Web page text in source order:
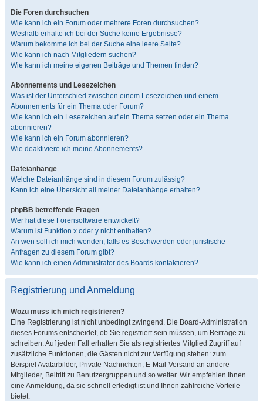
Die Foren durchsuchen
Wie kann ich ein Forum oder mehrere Foren durchsuchen?
Weshalb erhalte ich bei der Suche keine Ergebnisse?
Warum bekomme ich bei der Suche eine leere Seite?
Wie kann ich nach Mitgliedern suchen?
Wie kann ich meine eigenen Beiträge und Themen finden?
Abonnements und Lesezeichen
Was ist der Unterschied zwischen einem Lesezeichen und einem
Abonnements für ein Thema oder Forum?
Wie kann ich ein Lesezeichen auf ein Thema setzen oder ein Thema
abonnieren?
Wie kann ich ein Forum abonnieren?
Wie deaktiviere ich meine Abonnements?
Dateianhänge
Welche Dateianhänge sind in diesem Forum zulässig?
Kann ich eine Übersicht all meiner Dateianhänge erhalten?
phpBB betreffende Fragen
Wer hat diese Forensoftware entwickelt?
Warum ist Funktion x oder y nicht enthalten?
An wen soll ich mich wenden, falls es Beschwerden oder juristische
Anfragen zu diesem Forum gibt?
Wie kann ich einen Administrator des Boards kontaktieren?
Registrierung und Anmeldung
Wozu muss ich mich registrieren?
Eine Registrierung ist nicht unbedingt zwingend. Die Board-Administration
dieses Forums entscheidet, ob Sie registriert sein müssen, um Beiträge zu
schreiben. Auf jeden Fall erhalten Sie als registriertes Mitglied Zugriff auf
zusätzliche Funktionen, die Gästen nicht zur Verfügung stehen: zum
Beispiel Avatarbilder, Private Nachrichten, E-Mail-Versand an andere
Mitglieder, Beitritt zu Benutzergruppen und so weiter. Wir empfehlen Ihnen
eine Anmeldung, da sie schnell erledigt ist und Ihnen zahlreiche Vorteile
bietet.